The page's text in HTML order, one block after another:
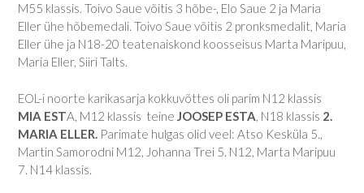
M55 klassis. Toivo Saue võitis 3 hõbe-, Elo Saue 2 ja Maria
Eller ühe hõbemedali. Toivo Saue võitis 2 pronksmedalit, Maria
Eller ühe ja N18-20 teatenaiskond koosseisus Marta Maripuu,
Maria Eller, Siiri Talts.
EOL-i noorte karikasarja kokkuvõttes oli parim N12 klassis
MIA ESTA, M12 klassis teine JOOSEP ESTA , N18 klassis 2.
MARIA ELLER. Parimate hulgas olid veel: Atso Kesküla 5.,
Martin Samorodni M12, Johanna Trei 5. N12, Marta Maripuu
7. N14 klassis.